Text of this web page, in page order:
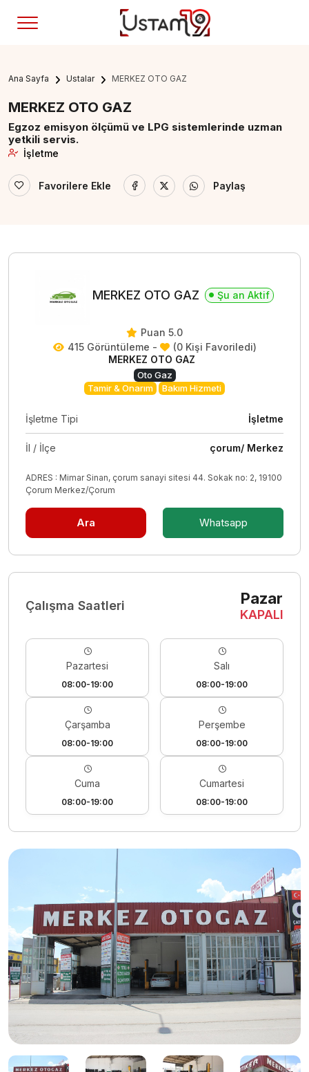
Ana Sayfa Ustalar MERKEZ OTO GAZ
MERKEZ OTO GAZ
Egzoz emisyon ölçümü ve LPG sistemlerinde uzman
yetkili servis.
İşletme
Favorilere Ekle Paylaş
MERKEZ OTO GAZ Şu an Aktif
Puan 5.0
415 Görüntüleme -
(0 Kişi Favoriledi)
MERKEZ OTO GAZ
Oto Gaz
Tamir & Onarım
Bakım Hizmeti
İşletme Tipi İşletme
İl / İlçe çorum/ Merkez
ADRES : Mimar Sinan, çorum sanayi sitesi 44. Sokak no: 2, 19100
Çorum Merkez/Çorum
Ara Whatsapp
Çalışma Saatleri Pazar
KAPALI
Pazartesi
08:00-19:00
Salı
08:00-19:00
Çarşamba
08:00-19:00
Perşembe
08:00-19:00
Cuma
08:00-19:00
Cumartesi
08:00-19:00